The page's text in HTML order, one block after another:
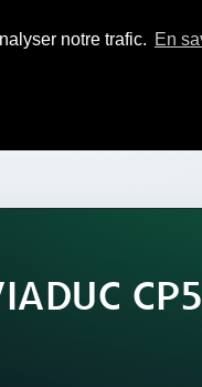
notre trafic. En